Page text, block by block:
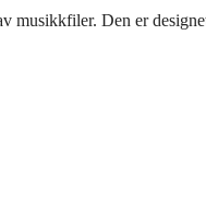
musikkfiler. Den er